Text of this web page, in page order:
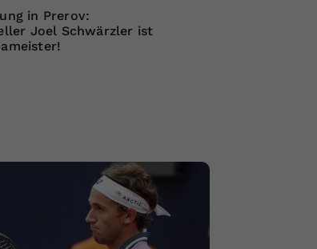
in Prerov:
Joel Schwärzler ist